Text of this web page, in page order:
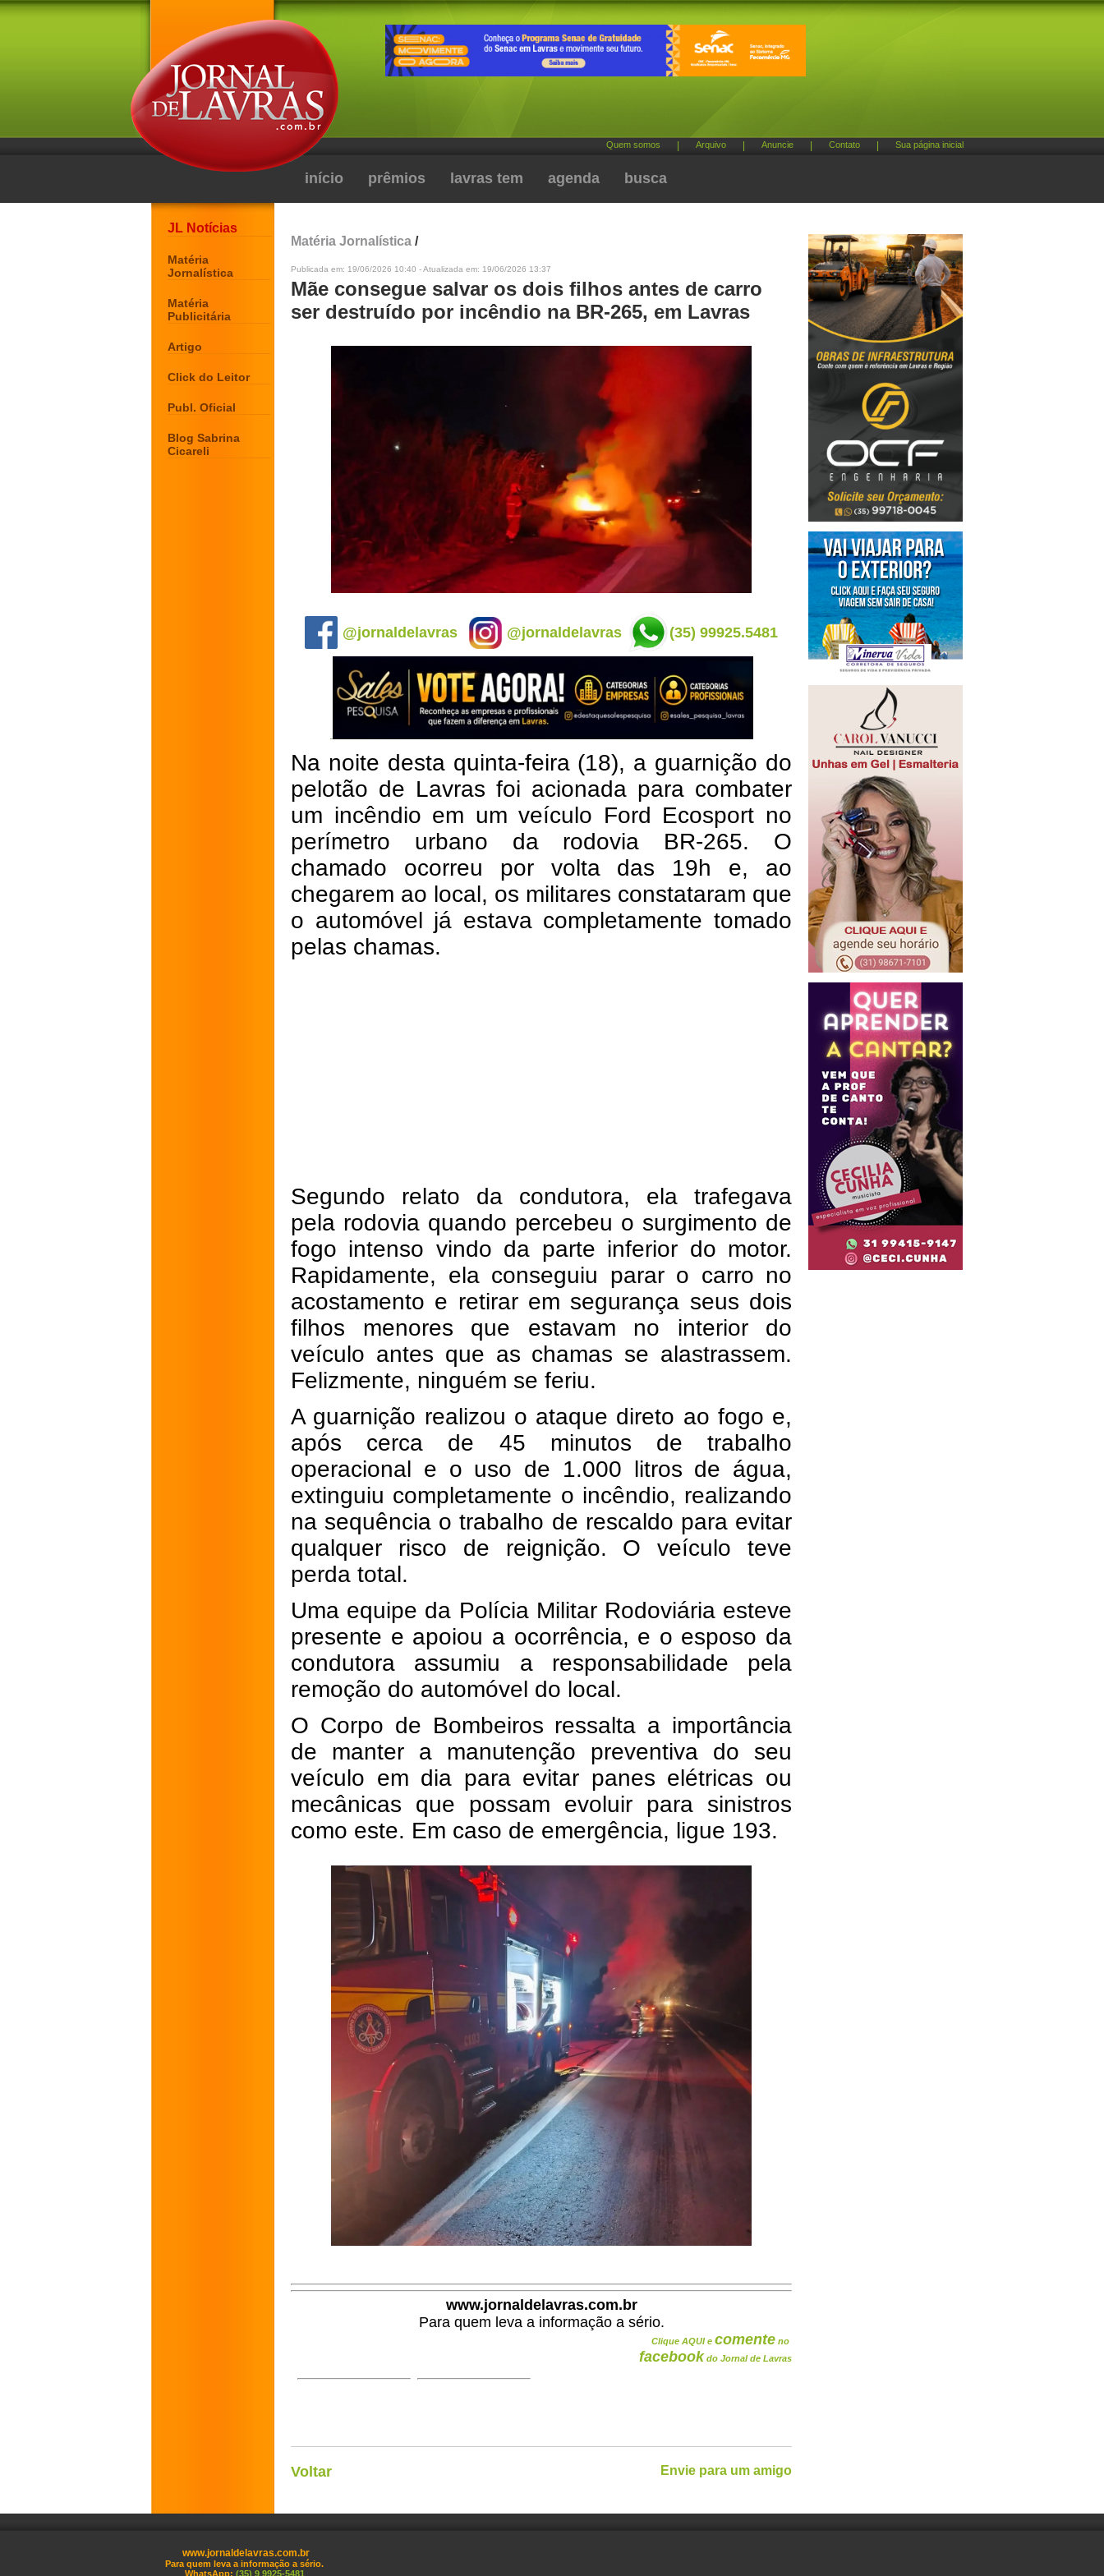
Quem somos Arquivo Anuncie Contato Sua página inicial
início prêmios lavras tem agenda busca
JL Notícias
Matéria
Jornalística
Matéria
Publicitária
Artigo
Click do Leitor
Publ. Oficial
Blog Sabrina
Cicareli
Matéria Jornalística /
Publicada em: 19/06/2026 10:40 - Atualizada em: 19/06/2026 13:37
Mãe consegue salvar os dois filhos antes de carro
ser destruído por incêndio na BR-265, em Lavras
@jornaldelavras @jornaldelavras (35) 99925.5481
Na noite desta quinta-feira (18), a guarnição do
pelotão de Lavras foi acionada para combater
um incêndio em um veículo Ford Ecosport no
perímetro urbano da rodovia BR-265. O
chamado ocorreu por volta das 19h e, ao
chegarem ao local, os militares constataram que
o automóvel já estava completamente tomado
pelas chamas.
Segundo relato da condutora, ela trafegava
pela rodovia quando percebeu o surgimento de
fogo intenso vindo da parte inferior do motor.
Rapidamente, ela conseguiu parar o carro no
acostamento e retirar em segurança seus dois
filhos menores que estavam no interior do
veículo antes que as chamas se alastrassem.
Felizmente, ninguém se feriu.
A guarnição realizou o ataque direto ao fogo e,
após cerca de 45 minutos de trabalho
operacional e o uso de 1.000 litros de água,
extinguiu completamente o incêndio, realizando
na sequência o trabalho de rescaldo para evitar
qualquer risco de reignição. O veículo teve
perda total.
Uma equipe da Polícia Militar Rodoviária esteve
presente e apoiou a ocorrência, e o esposo da
condutora assumiu a responsabilidade pela
remoção do automóvel do local.
O Corpo de Bombeiros ressalta a importância
de manter a manutenção preventiva do seu
veículo em dia para evitar panes elétricas ou
mecânicas que possam evoluir para sinistros
como este. Em caso de emergência, ligue 193.
www.jornaldelavras.com.br
Para quem leva a informação a sério.
Clique AQUI e comente no
facebook do Jornal de Lavras
Voltar Envie para um amigo
www.jornaldelavras.com.br
Para quem leva a informação a sério.
WhatsApp: (35) 9 9925-5481